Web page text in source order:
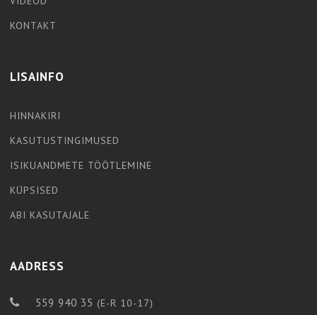
KONTAKT
LISAINFO
HINNAKIRI
KASUTUSTINGIMUSED
ISIKUANDMETE TÖÖTLEMINE
KÜPSISED
ABI KASUTAJALE
AADRESS
559 940 35 (E-R 10-17)